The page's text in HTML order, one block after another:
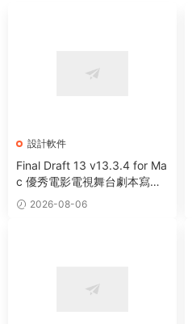
設計軟件
Final Draft 13 v13.3.4 for Ma
c 優秀電影電視舞台劇本寫作
軟件2026-08-06